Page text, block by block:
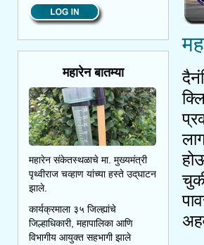
महारेन बातम्या
महारेन संकेतस्थळाचे मा. मुख्यमंत्री
पृथ्वीराज चव्हाण यांच्या हस्ते उद्‌घाटन
झाले.
कार्यक्रमाला ३५ जिल्ह्यांचे
जिल्हाधिकारी, महापालिका आणि
विभागीय आयुक्त सहभागी झाले